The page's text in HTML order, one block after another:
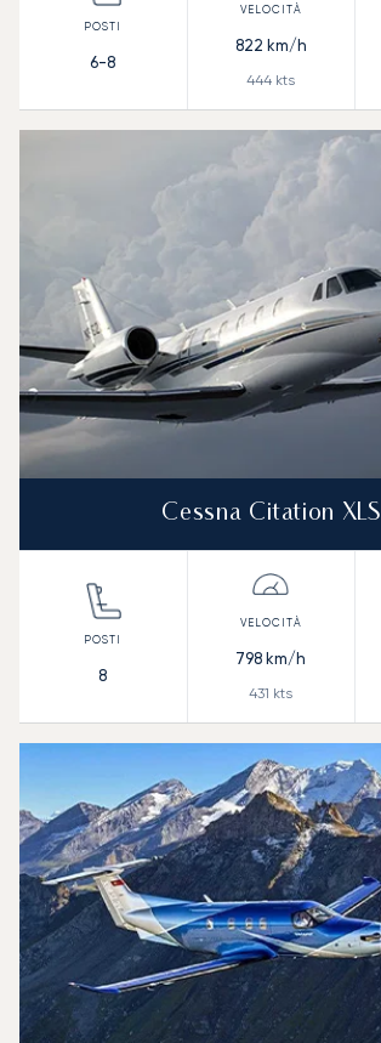
6-8
822 km/h
444 kts
Cessna Citation XLS
8
798 km/h
431 kts